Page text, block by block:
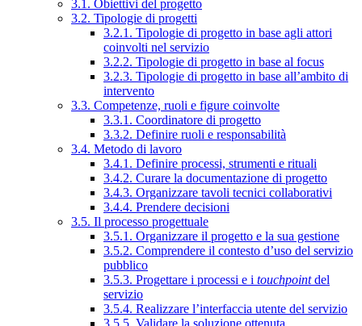
3.1. Obiettivi del progetto
3.2. Tipologie di progetti
3.2.1. Tipologie di progetto in base agli attori
coinvolti nel servizio
3.2.2. Tipologie di progetto in base al focus
3.2.3. Tipologie di progetto in base all’ambito di
intervento
3.3. Competenze, ruoli e figure coinvolte
3.3.1. Coordinatore di progetto
3.3.2. Definire ruoli e responsabilità
3.4. Metodo di lavoro
3.4.1. Definire processi, strumenti e rituali
3.4.2. Curare la documentazione di progetto
3.4.3. Organizzare tavoli tecnici collaborativi
3.4.4. Prendere decisioni
3.5. Il processo progettuale
3.5.1. Organizzare il progetto e la sua gestione
3.5.2. Comprendere il contesto d’uso del servizio
pubblico
3.5.3. Progettare i processi e i touchpointdel
servizio
3.5.4. Realizzare l’interfaccia utente del servizio
3.5.5. Validare la soluzione ottenuta